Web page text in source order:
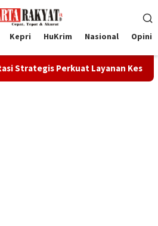
Kepri HuKrim Nasional Opini
Layanan Kesehatan Daerah